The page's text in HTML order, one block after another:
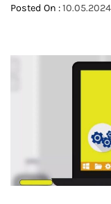
Posted On :10.05.2024